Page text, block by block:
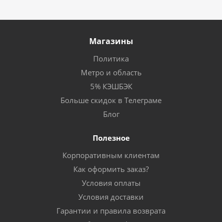
Магазины
Политика
Метро и область
5% КЭШБЭК
Больше скидок в Телеграме
Блог
Полезное
Корпоративным клиентам
Как оформить заказ?
Условия оплаты
Условия доставки
Гарантии и правила возврата